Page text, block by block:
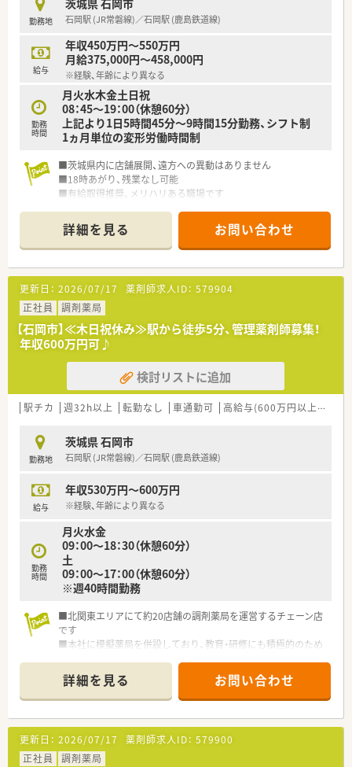
勤務地
茨城県 石岡市
石岡駅 (JR常磐線)／石岡駅 (鹿島鉄道線)
給与
年収450万円～550万円
月給375,000円～458,000円
※経験、年齢により異なる
勤務
時間
月火水木金土日祝
08：45～19：00（休憩60分）
上記より1日5時間45分～9時間15分勤務、シフト制
1ヵ月単位の変形労働時間制
■茨城県内に店舗展開、遠方への異動はありません
■18時あがり、残業なし可能
■有給取得推奨、メリハリある職場です
詳細を見る お問い合わせ
更新日： 2026/07/17 薬剤師求人ID： 579904
正社員
調剤薬局
【石岡市】≪木日祝休み≫駅から徒歩5分、管理薬剤師募集！
年収600万円可♪
検討リストに追加
駅チカ 週32h以上 転勤なし 車通勤可 高給与(600万円以上)
勤務地
茨城県 石岡市
石岡駅 (JR常磐線)／石岡駅 (鹿島鉄道線)
給与
年収530万円～600万円
※経験、年齢により異なる
勤務
時間
月火水金
09：00～18：30（休憩60分）
土
09：00～17：00（休憩60分）
※週40時間勤務
■北関東エリアにて約20店舗の調剤薬局を運営するチェーン店
です
■本社に模擬薬局を併設しており、教育・研修にも積極的のため
■全店電子薬歴導入済、効率よくお仕事ができます
詳細を見る お問い合わせ
更新日： 2026/07/17 薬剤師求人ID： 579900
正社員
調剤薬局